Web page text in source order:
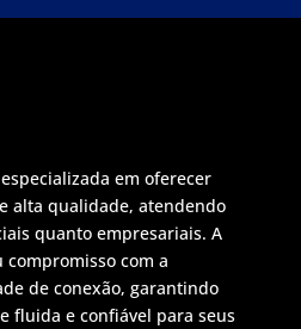
em oferecer
alta qualidade, atendendo
quanto empresariais. A
compromisso com a
de conexão, garantindo
fluida e confiável para seus